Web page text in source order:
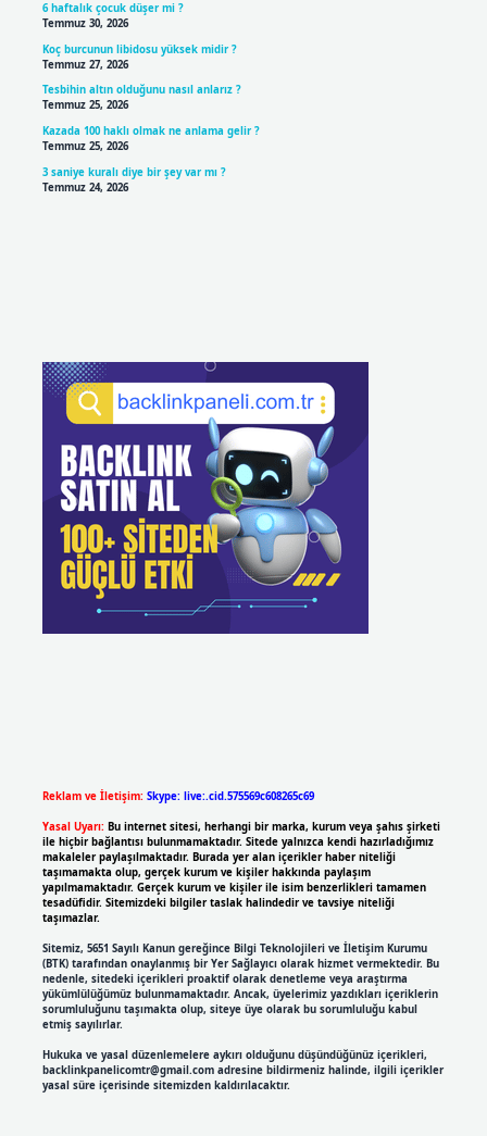
6 haftalık çocuk düşer mi ?
Temmuz 30, 2026
Koç burcunun libidosu yüksek midir ?
Temmuz 27, 2026
Tesbihin altın olduğunu nasıl anlarız ?
Temmuz 25, 2026
Kazada 100 haklı olmak ne anlama gelir ?
Temmuz 25, 2026
3 saniye kuralı diye bir şey var mı ?
Temmuz 24, 2026
Reklam ve İletişim: Skype: live:.cid.575569c608265c69
Yasal Uyarı: Bu internet sitesi, herhangi bir marka, kurum veya şahıs şirketi
ile hiçbir bağlantısı bulunmamaktadır. Sitede yalnızca kendi hazırladığımız
makaleler paylaşılmaktadır. Burada yer alan içerikler haber niteliği
taşımamakta olup, gerçek kurum ve kişiler hakkında paylaşım
yapılmamaktadır. Gerçek kurum ve kişiler ile isim benzerlikleri tamamen
tesadüfidir. Sitemizdeki bilgiler taslak halindedir ve tavsiye niteliği
taşımazlar.
Sitemiz, 5651 Sayılı Kanun gereğince Bilgi Teknolojileri ve İletişim Kurumu
(BTK) tarafından onaylanmış bir Yer Sağlayıcı olarak hizmet vermektedir. Bu
nedenle, sitedeki içerikleri proaktif olarak denetleme veya araştırma
yükümlülüğümüz bulunmamaktadır. Ancak, üyelerimiz yazdıkları içeriklerin
sorumluluğunu taşımakta olup, siteye üye olarak bu sorumluluğu kabul
etmiş sayılırlar.
Hukuka ve yasal düzenlemelere aykırı olduğunu düşündüğünüz içerikleri,
backlinkpanelicomtr@gmail.comadresine bildirmeniz halinde, ilgili içerikler
yasal süre içerisinde sitemizden kaldırılacaktır.